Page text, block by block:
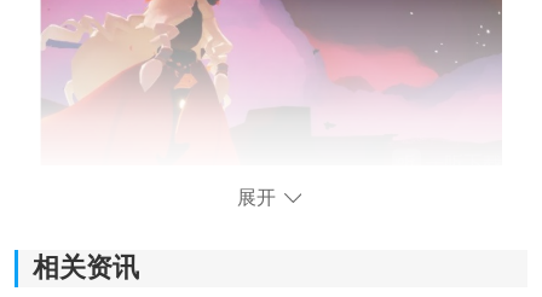
1、裤子：98根蜡烛
展开
相关资讯